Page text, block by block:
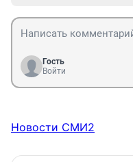
Гость
Войти
Новости СМИ2